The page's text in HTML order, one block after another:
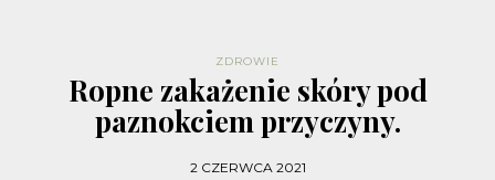
ZDROWIE
Ropne zakażenie skóry pod
paznokciem przyczyny.
2 CZERWCA 2021